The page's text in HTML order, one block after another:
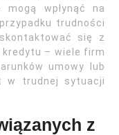
wpłynąć na
trudności
się z
– wiele firm
umowy lub
w trudnej sytuacji
z